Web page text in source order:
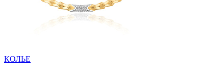
КОЛЬЕ